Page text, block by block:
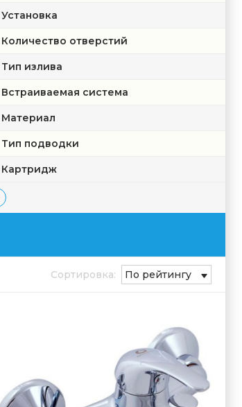
Установка
Количество отверстий
Тип излива
Встраиваемая система
Материал
Тип подводки
Картридж
Сортировка: По рейтингу